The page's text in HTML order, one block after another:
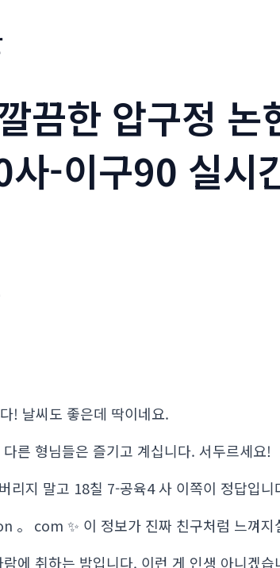
끔한 압구정 논
-이구90 실시
! 날씨도 좋은데 딱이네요.
른 형님들은 즐기고 계십니다. 서두르세요!
리지 말고 18칠 7-공육4 사 이쪽이 정답입니
。 com ✨ 이 정보가 진짜 친구처럼 느껴지
에 취하는 밤입니다. 이런 게 인생 아니겠습